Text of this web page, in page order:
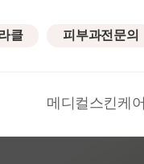
클 피부과전문의
메디컬스킨케어